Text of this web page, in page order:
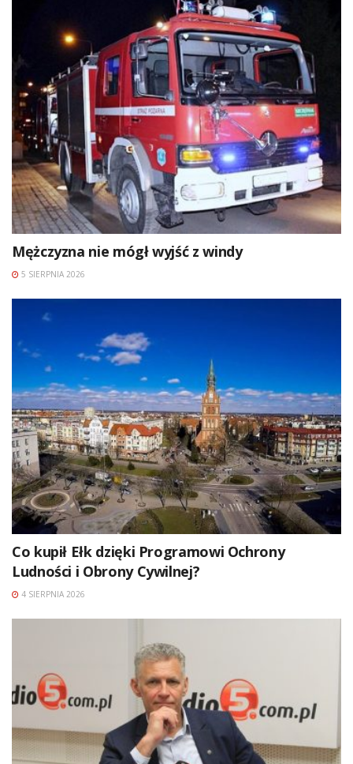
Mężczyzna nie mógł wyjść z windy
5 SIERPNIA 2026
Co kupił Ełk dzięki Programowi Ochrony
Ludności i Obrony Cywilnej?
4 SIERPNIA 2026